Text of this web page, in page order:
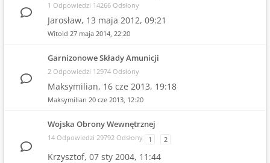
1 Odpowiedzi 14266 Odsłony
Jarosław, 13 maja 2012, 09:21
Witold 27 maja 2014, 22:20
Garnizonowe Składy Amunicji
2 Odpowiedzi 12974 Odsłony
Maksymilian, 16 cze 2013, 19:18
Maksymilian 20 cze 2013, 12:20
Wojska Obrony Wewnętrznej
14 Odpowiedzi 29792 Odsłony 1 2
Krzysztof, 07 sty 2004, 11:44